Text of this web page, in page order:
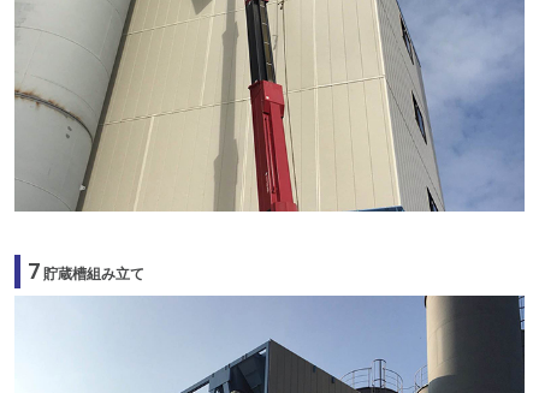
7 貯蔵槽組み立て